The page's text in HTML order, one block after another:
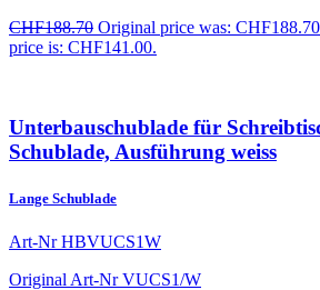
CHF188.70 Original price was:
price is: CHF141.00.
Unterbauschublade für
Schublade, Ausführung weiss
Lange Schublade
Art-NrHBVUCS1W
Original Art-NrVUCS1/W